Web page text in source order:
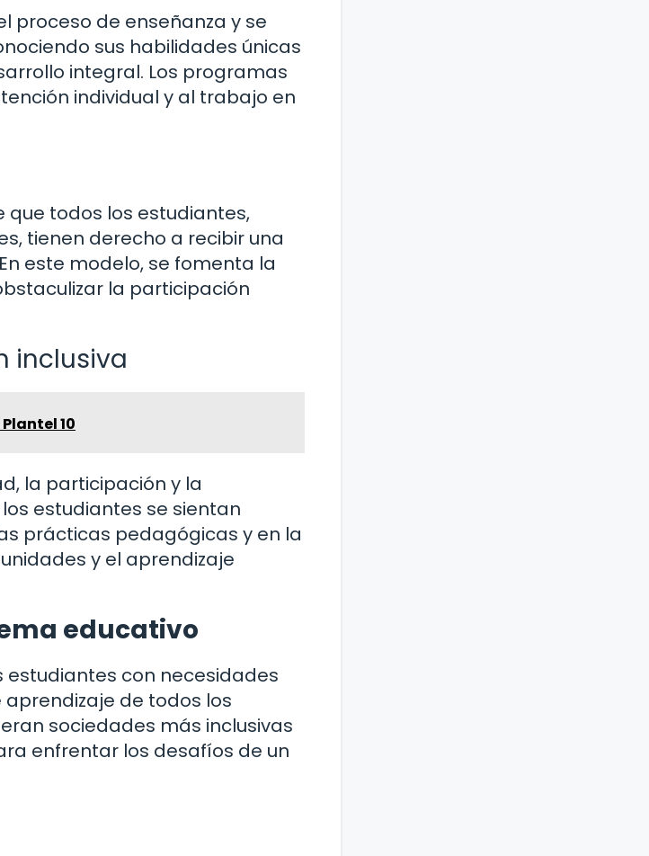
proceso de enseñanza y se
sus habilidades únicas
integral. Los programas
individual y al trabajo en
que todos los estudiantes,
tienen derecho a recibir una
este modelo, se fomenta la
la participación
inclusiva
10
la participación y la
estudiantes se sientan
prácticas pedagógicas y en la
y el aprendizaje
educativo
estudiantes con necesidades
de todos los
sociedades más inclusivas
enfrentar los desafíos de un